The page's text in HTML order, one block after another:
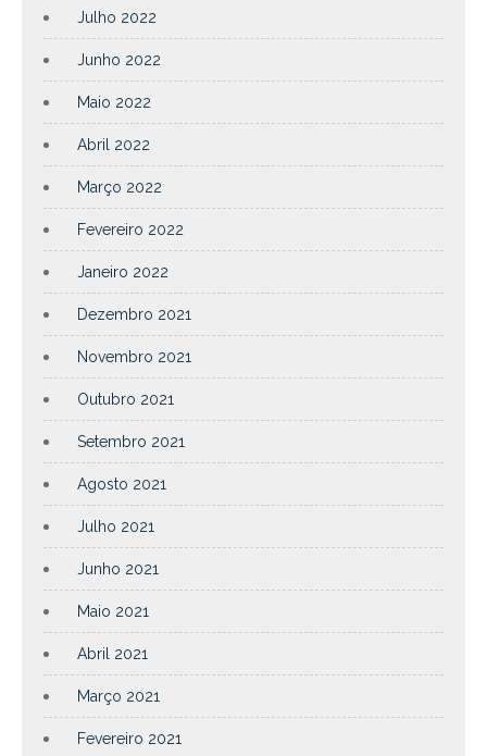
Julho 2022
Junho 2022
Maio 2022
Abril 2022
Março 2022
Fevereiro 2022
Janeiro 2022
Dezembro 2021
Novembro 2021
Outubro 2021
Setembro 2021
Agosto 2021
Julho 2021
Junho 2021
Maio 2021
Abril 2021
Março 2021
Fevereiro 2021